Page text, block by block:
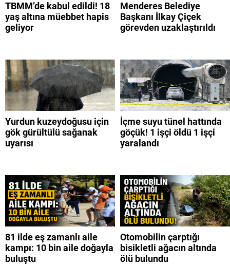
TBMM’de kabul edildi! 18
yaş altına müebbet hapis
geliyor
Menderes Belediye
Başkanı İlkay Çiçek
görevden uzaklaştırıldı
Yurdun kuzeydoğusu için
gök gürültülü sağanak
uyarısı
İçme suyu tünel hattında
göçük! 1 işçi öldü 1 işçi
yaralandı
81 ilde eş zamanlı aile
kampı: 10 bin aile doğayla
buluştu
Otomobilin çarptığı
bisikletli ağacın altında
ölü bulundu